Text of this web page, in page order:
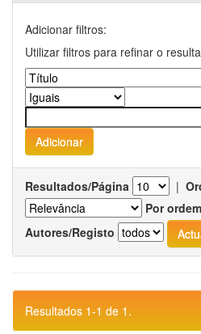
Adicionar filtros:
Utilizar filtros para refinar o
Resultados/Página |
Por ordem
Autores/Registo
Resultados 1-1 de 1.